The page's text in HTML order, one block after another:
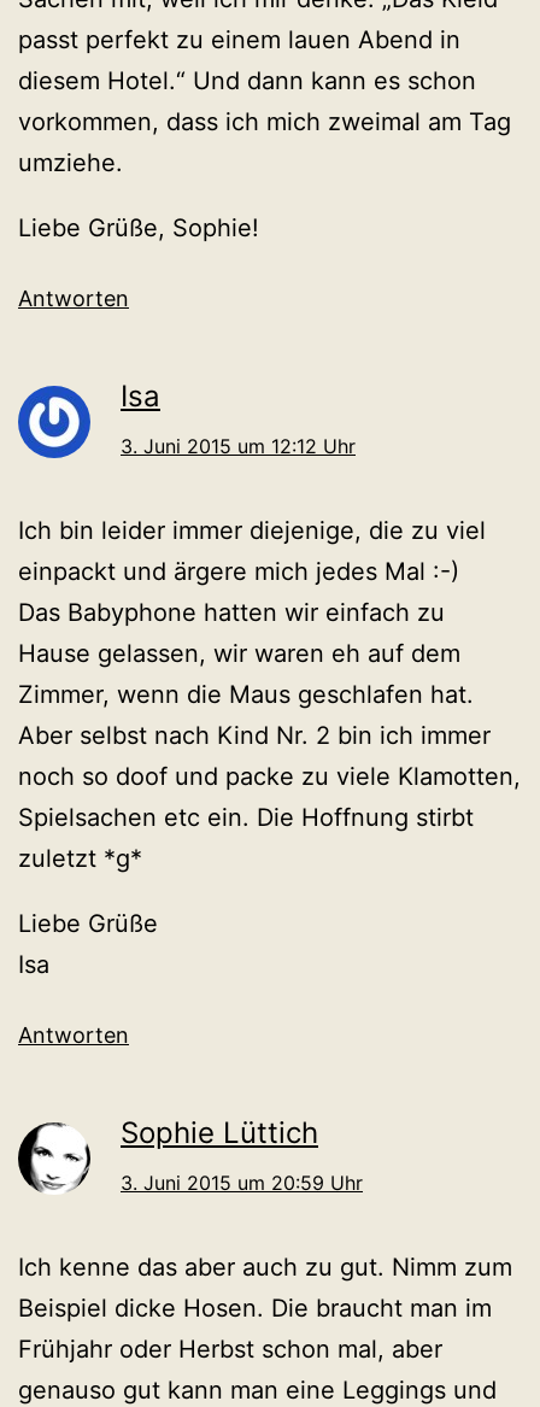
passt perfekt zu einem lauen Abend in
diesem Hotel.“ Und dann kann es schon
vorkommen, dass ich mich zweimal am Tag
umziehe.
Liebe Grüße, Sophie!
Antworten
Isa
3. Juni 2015 um 12:12 Uhr
Ich bin leider immer diejenige, die zu viel
einpackt und ärgere mich jedes Mal :-)
Das Babyphone hatten wir einfach zu
Hause gelassen, wir waren eh auf dem
Zimmer, wenn die Maus geschlafen hat.
Aber selbst nach Kind Nr. 2 bin ich immer
noch so doof und packe zu viele Klamotten,
Spielsachen etc ein. Die Hoffnung stirbt
zuletzt *g*
Liebe Grüße
Isa
Antworten
Sophie Lüttich
3. Juni 2015 um 20:59 Uhr
Ich kenne das aber auch zu gut. Nimm zum
Beispiel dicke Hosen. Die braucht man im
Frühjahr oder Herbst schon mal, aber
genauso gut kann man eine Leggings und